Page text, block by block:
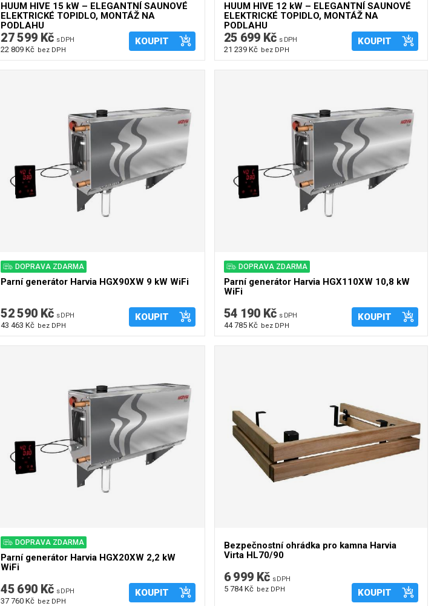
HUUM HIVE 15 kW – ELEGANTNÍ SAUNOVÉ
ELEKTRICKÉ TOPIDLO, MONTÁŽ NA
PODLAHU
27 599 Kč s DPH
22 809 Kč bez DPH
KOUPIT
HUUM HIVE 12 kW – ELEGANTNÍ SAUNOVÉ
ELEKTRICKÉ TOPIDLO, MONTÁŽ NA
PODLAHU
25 699 Kč s DPH
21 239 Kč bez DPH
KOUPIT
DOPRAVA ZDARMA
Parní generátor Harvia HGX90XW 9 kW WiFi
52 590 Kč s DPH
43 463 Kč bez DPH
KOUPIT
DOPRAVA ZDARMA
Parní generátor Harvia HGX110XW 10,8 kW
WiFi
54 190 Kč s DPH
44 785 Kč bez DPH
KOUPIT
DOPRAVA ZDARMA
Parní generátor Harvia HGX20XW 2,2 kW
WiFi
45 690 Kč s DPH
37 760 Kč bez DPH
KOUPIT
Bezpečnostní ohrádka pro kamna Harvia
Virta HL70/90
6 999 Kč s DPH
5 784 Kč bez DPH KOUPIT